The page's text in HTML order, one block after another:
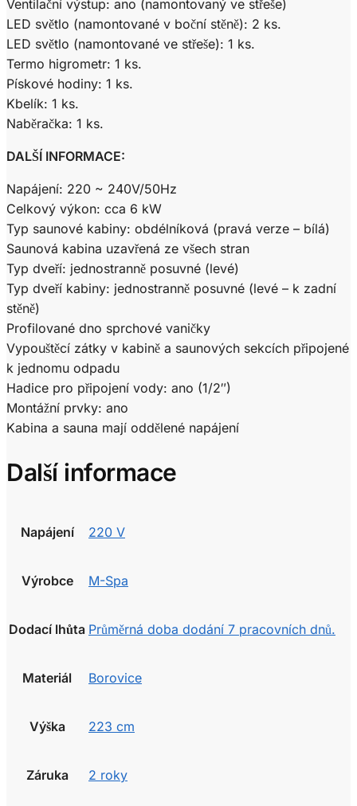
Ventilační výstup: ano (namontovaný ve střeše)
LED světlo (namontované v boční stěně): 2 ks.
LED světlo (namontované ve střeše): 1 ks.
Termo higrometr: 1 ks.
Pískové hodiny: 1 ks.
Kbelík: 1 ks.
Naběračka: 1 ks.
DALŠÍ INFORMACE:
Napájení: 220 ~ 240V/50Hz
Celkový výkon: cca 6 kW
Typ saunové kabiny: obdélníková (pravá verze – bílá)
Saunová kabina uzavřená ze všech stran
Typ dveří: jednostranně posuvné (levé)
Typ dveří kabiny: jednostranně posuvné (levé – k zadní
stěně)
Profilované dno sprchové vaničky
Vypouštěcí zátky v kabině a saunových sekcích připojené
k jednomu odpadu
Hadice pro připojení vody: ano (1/2″)
Montážní prvky: ano
Kabina a sauna mají oddělené napájení
Další informace
Napájení 220 V
Výrobce M-Spa
Dodací lhůta Průměrná doba dodání 7 pracovních dnů.
Materiál Borovice
Výška 223 cm
Záruka 2 roky